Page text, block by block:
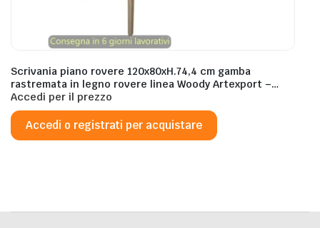
Scrivania piano rovere 120x80xH.74,4 cm gamba
rastremata in legno rovere linea Woody Artexport –
6404-DKA-C-AQ
Accedi per il prezzo
Accedi o registrati per acquistare